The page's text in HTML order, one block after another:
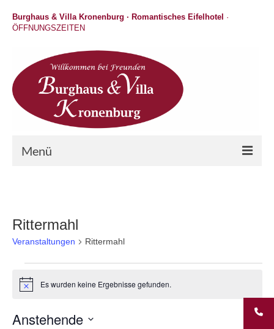
Burghaus & Villa Kronenburg · Romantisches Eifelhotel ·
ÖFFNUNGSZEITEN
Menü
Unternehmungen
Rittermahl
Veranstaltungen Rittermahl
HinweisEs wurden keine Ergebnisse gefunden.
Anstehende